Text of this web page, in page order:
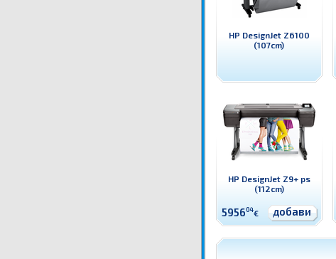
HP DesignJet Z6100
(107cm)
HP DesignJet Z9+ ps
(112cm)
595604€ добави